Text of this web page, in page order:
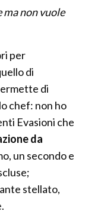
ma non vuole
per
di
di
chef: non ho
Evasioni che
da
un secondo e
stellato,